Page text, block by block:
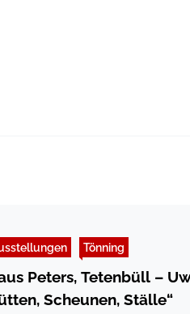
Tönning
Peters, Tetenbüll –
Scheunen, Ställe“